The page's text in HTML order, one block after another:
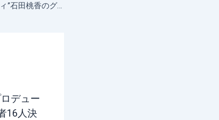
”魅惑のピーチボディ”石田桃香のグラビアが圧巻過ぎる！！
デュー
16人決